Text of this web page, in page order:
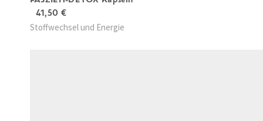
41,50 €
Stoffwechsel und Energie